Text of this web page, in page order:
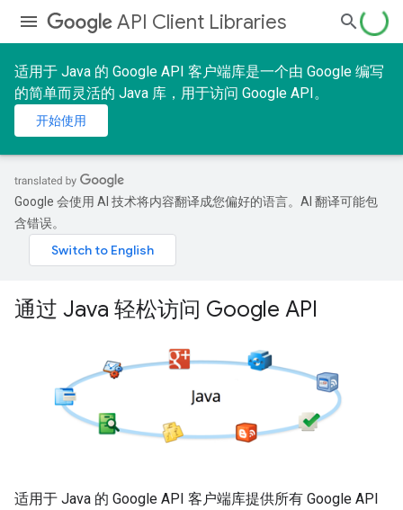
API Client Libraries
适用于 Java 的 Google API 客户端库是一个由 Google 编写
的简单而灵活的 Java 库，用于访问 Google API。
开始使用
Google 会使用 AI 技术将内容翻译成您偏好的语言。AI 翻译可能包
含错误。
通过 Java 轻松访问 Google API
适用于 Java 的 Google API 客户端库提供所有 Google API